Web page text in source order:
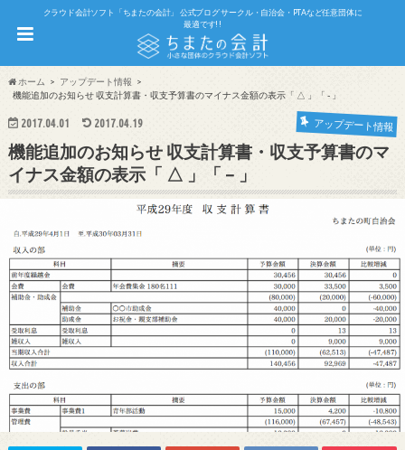
クラウド会計ソフト「ちまたの会計」 公式ブログ サークル・自治会・PTAなど任意団体に
最適です!!
ホーム
アップデート情報
機能追加のお知らせ 収支計算書・収支予算書のマイナス金額の表示「 △ 」「 - 」
2017.04.01 2017.04.19 アップデート情報
機能追加のお知らせ 収支計算書・収支予算書のマ
イナス金額の表示「 △ 」「 – 」